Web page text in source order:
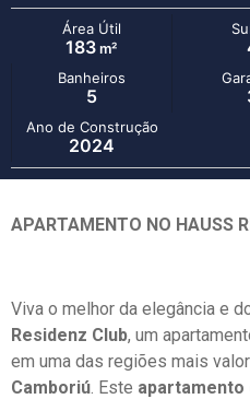
Área Útil
183 m²
Banheiros
5
Ano de Construção
2024
APARTAMENTO NO HAUSS
Viva o melhor da elegância e
Residenz Club, um
em uma das regiões mais
Camboriú . Este apartamento